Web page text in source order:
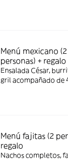
Menú mexicano (2
personas) + regalo
Ensalada César,
gril acompañado de
Menú fajitas (2
regalo
Nachos completos,